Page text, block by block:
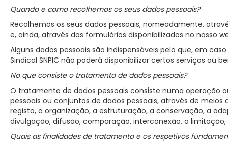
Quando e como recolhemos os seus dados pessoais?
Recolhemos os seus dados pessoais, nomeadamente,
e, ainda, através dos formulários disponibilizados no nosso
Alguns dados pessoais são indispensáveis pelo que, em
Sindical SNPIC não poderá disponibilizar certos serviços ou
No que consiste o tratamento de dados pessoais?
O tratamento de dados pessoais consiste numa operação
pessoais ou conjuntos de dados pessoais, através de
registo, a organização, a estruturação, a conservação, a
divulgação, difusão, comparação, interconexão, a
Quais as finalidades de tratamento e os respetivos